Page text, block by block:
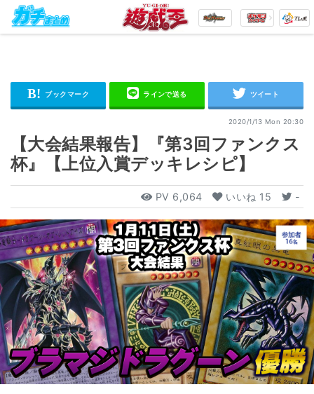
2020/1/13 Mon 20:30
【大会結果報告】『第3回ファンクス
杯』【上位入賞デッキレシピ】
PV 6,064 いいね 15 -